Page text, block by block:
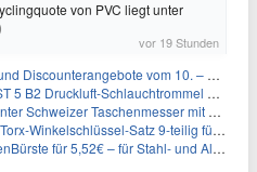
von PVC liegt unter
vor 19 Stunden
vom 10. – 15.08.2026
Schlauchtrommel mit 10 m Schlauch für 25,94€
Taschenmesser mit 12 Funktionen für 43,99€
Winkelschlüssel-Satz 9-teilig für 6,45€
für 5,52€ – für Stahl- und Alufelgen